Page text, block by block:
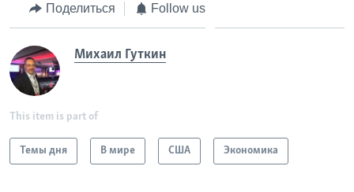
Поделиться Follow us
Михаил Гуткин
This item is part of
Темы дня В мире США Экономика